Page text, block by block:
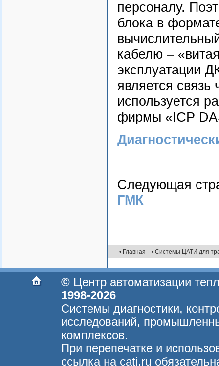
персоналу.
блока в
кабелю –
эксплуатации
является
используется
фирмы «ICP
Следующая
ГМК
• Главная • Системы ЦАТИ для
© Центр автоматизации
1998-2026
Системы диагностики,
исследований,
комплексов.
При перепечатке и
ссылка на cati.ru